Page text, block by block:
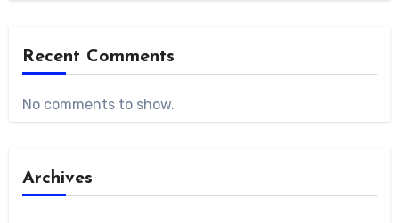
Recent Comments
No comments to show.
Archives